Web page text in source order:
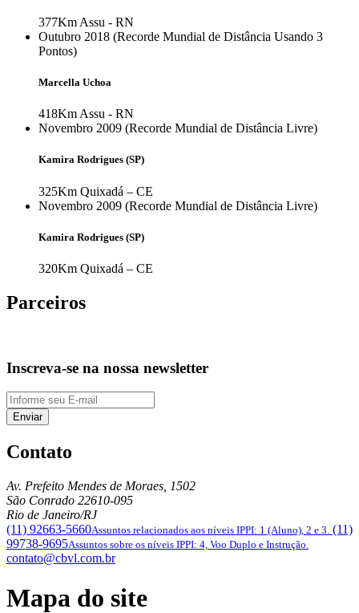
377Km Assu - RN
Outubro 2018 (Recorde Mundial de Distância Usando 3
Pontos)
Marcella Uchoa
418Km Assu - RN
Novembro 2009 (Recorde Mundial de Distância Livre)
Kamira Rodrigues (SP)
325Km Quixadá – CE
Novembro 2009 (Recorde Mundial de Distância Livre)
Kamira Rodrigues (SP)
320Km Quixadá – CE
Parceiros
Inscreva-se na nossa newsletter
Enviar
Contato
Av. Prefeito Mendes de Moraes, 1502
São Conrado 22610-095
Rio de Janeiro/RJ
(11) 92663-5660Assuntos relacionados aos níveis IPPI: 1 (Aluno), 2 e 3. (11)
99738-9695Assuntos sobre os níveis IPPI: 4, Voo Duplo e Instrução.
contato@cbvl.com.br
Mapa do site